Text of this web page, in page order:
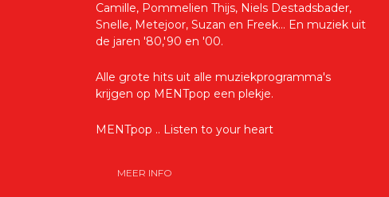
Camille, Pommelien Thijs, Niels Destadsbader,
Snelle, Metejoor, Suzan en Freek... En muziek uit
de jaren '80,'90 en '00.
Alle grote hits uit alle muziekprogramma's
krijgen op MENTpop een plekje.
MENTpop .. Listen to your heart
MEER INFO